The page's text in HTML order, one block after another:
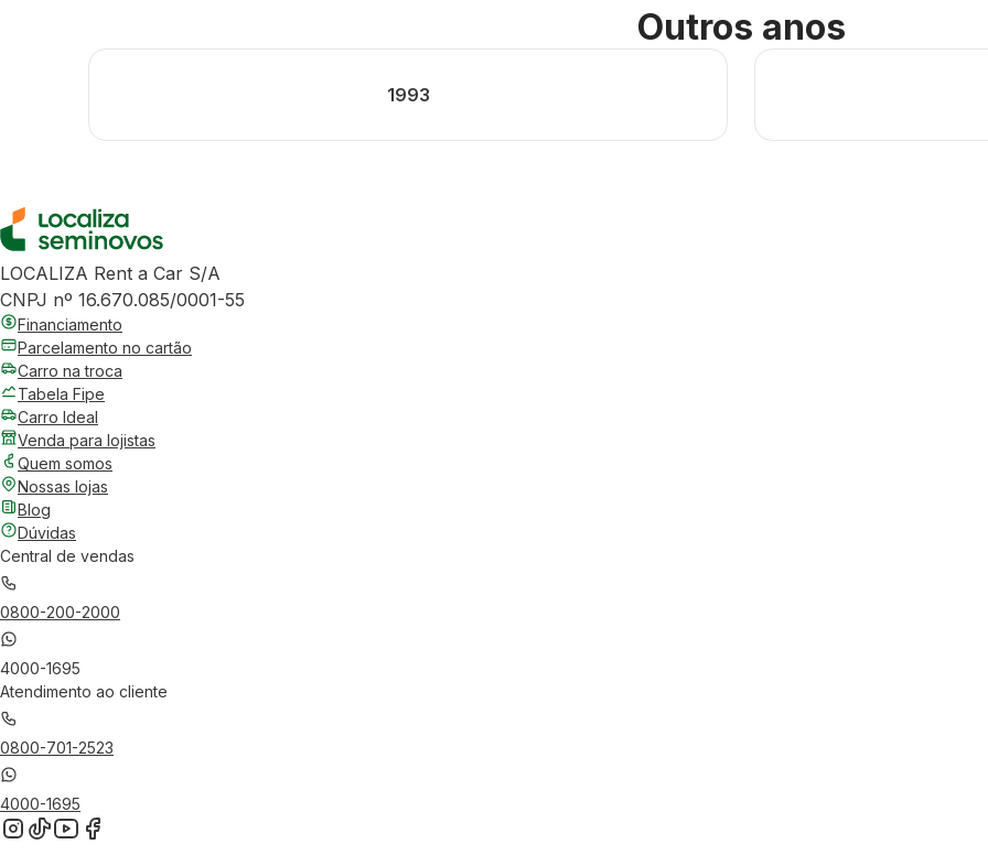
Outros anos
1993
LOCALIZA Rent a Car S/A
CNPJ nº 16.670.085/0001-55
Financiamento
Parcelamento no cartão
Carro na troca
Tabela Fipe
Carro Ideal
Venda para lojistas
Quem somos
Nossas lojas
Blog
Dúvidas
Central de vendas
0800-200-2000
4000-1695
Atendimento ao cliente
0800-701-2523
4000-1695